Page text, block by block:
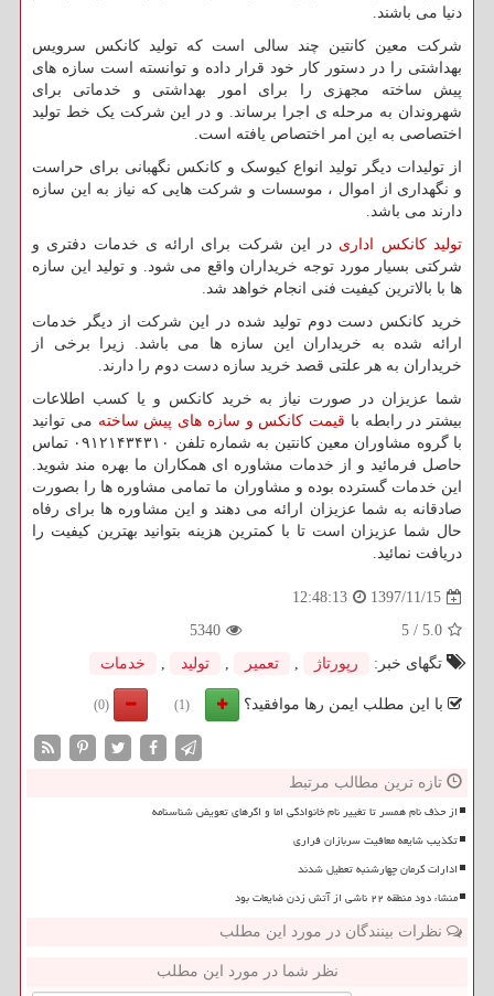
دنیا می باشند.
شرکت معین کانتین چند سالی است که تولید کانکس سرویس
بهداشتی را در دستور کار خود قرار داده و توانسته است سازه های
پیش ساخته مجهزی را برای امور بهداشتی و خدماتی برای
شهروندان به مرحله ی اجرا برساند. و در این شرکت یک خط تولید
اختصاصی به این امر اختصاص یافته است.
از تولیدات دیگر تولید انواع کیوسک و کانکس نگهبانی برای حراست
و نگهداری از اموال ، موسسات و شرکت هایی که نیاز به این سازه
دارند می باشد.
تولید کانکس اداری در این شرکت برای ارائه ی خدمات دفتری و
شرکتی بسیار مورد توجه خریداران واقع می شود. و تولید این سازه
ها با بالاترین کیفیت فنی انجام خواهد شد.
خرید کانکس دست دوم تولید شده در این شرکت از دیگر خدمات
ارائه شده به خریداران این سازه ها می باشد. زیرا برخی از
خریداران به هر علتی قصد خرید سازه دست دوم را دارند.
شما عزیزان در صورت نیاز به خرید کانکس و یا کسب اطلاعات
بیشتر در رابطه با قیمت کانکس و سازه های پیش ساخته می توانید
با گروه مشاوران معین کانتین به شماره تلفن ۰۹۱۲۱۴۳۴۳۱۰ تماس
حاصل فرمائید و از خدمات مشاوره ای همکاران ما بهره مند شوید.
این خدمات گسترده بوده و مشاوران ما تمامی مشاوره ها را بصورت
صادقانه به شما عزیزان ارائه می دهند و این مشاوره ها برای رفاه
حال شما عزیزان است تا با کمترین هزینه بتوانید بهترین کیفیت را
دریافت نمائید.
1397/11/15
12:48:13
5.0
/
5
5340
تگهای خبر:
رپورتاژ , تعمیر , تولید , خدمات
با این مطلب ایمن رها موافقید؟ (1)
(0)
تازه ترین مطالب مرتبط
از حذف نام همسر تا تغییر نام خانوادگی اما و اگرهای تعویض شناسنامه
تکذیب شایعه معافیت سربازان فراری
ادارات کرمان چهارشنبه تعطیل شدند
منشاء دود منطقه ۲۲ ناشی از آتش زدن ضایعات بود
نظرات بینندگان در مورد این مطلب
نظر شما در مورد این مطلب